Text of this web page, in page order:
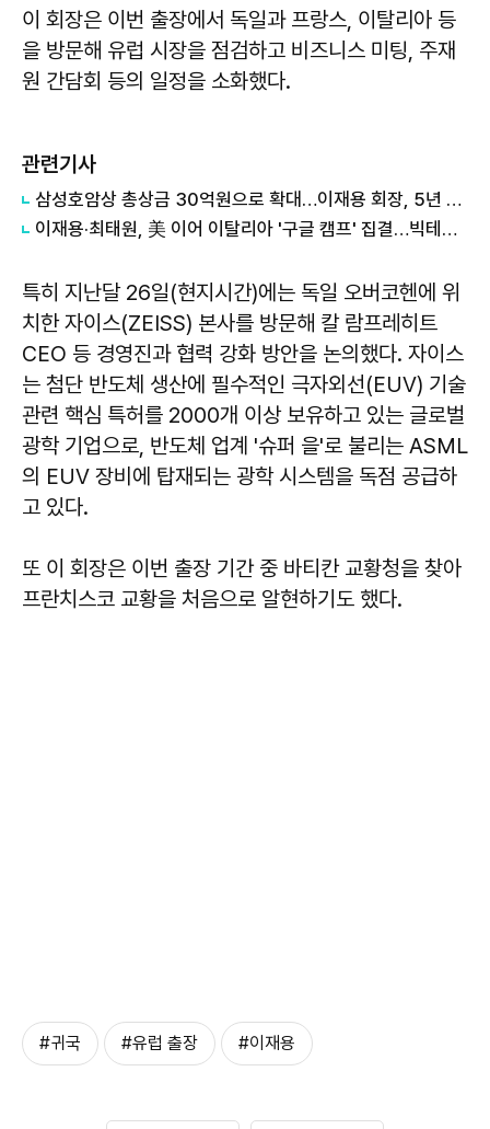
이 회장은 이번 출장에서 독일과 프랑스, 이탈리아 등
을 방문해 유럽 시장을 점검하고 비즈니스 미팅, 주재
원 간담회 등의 일정을 소화했다.
관련기사
삼성호암상 총상금 30억원으로 확대…이재용 회장, 5년 연속 참석
이재용·최태원, 美 이어 이탈리아 '구글 캠프' 집결…빅테크 AI 동맹 속도↑
특히 지난달 26일(현지시간)에는 독일 오버코헨에 위
치한 자이스(ZEISS) 본사를 방문해 칼 람프레히트
CEO 등 경영진과 협력 강화 방안을 논의했다. 자이스
는 첨단 반도체 생산에 필수적인 극자외선(EUV) 기술
관련 핵심 특허를 2000개 이상 보유하고 있는 글로벌
광학 기업으로, 반도체 업계 '슈퍼 을'로 불리는 ASML
의 EUV 장비에 탑재되는 광학 시스템을 독점 공급하
고 있다.
또 이 회장은 이번 출장 기간 중 바티칸 교황청을 찾아
프란치스코 교황을 처음으로 알현하기도 했다.
#귀국 #유럽 출장 #이재용